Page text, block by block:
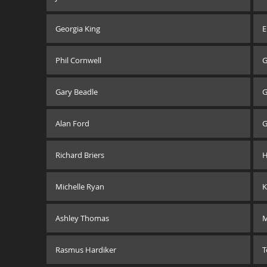
Georgia King
Phil Cornwell
Gary Beadle
Alan Ford
Richard Briers
Michelle Ryan
Ashley Thomas
Rasmus Hardiker